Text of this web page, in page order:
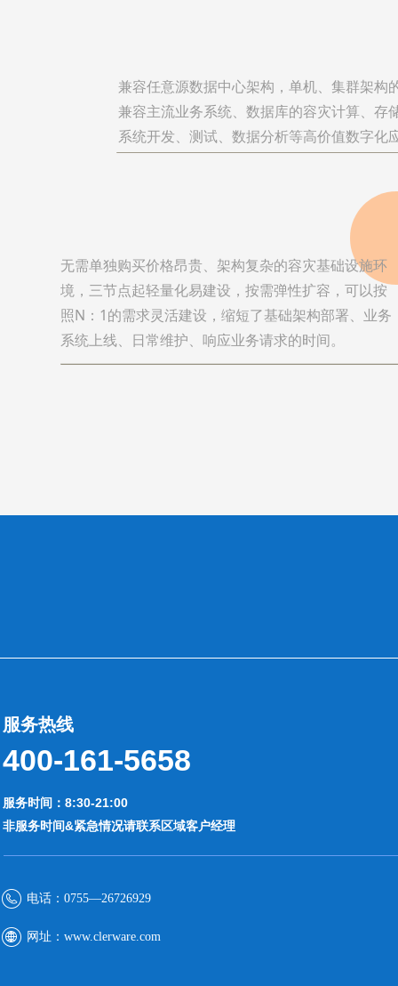
兼容任意源数据中心架构，单机、集群架构
兼容主流业务系统、数据库的容灾计算、存
系统开发、测试、数据分析等高价值数字化
无需单独购买价格昂贵、架构复杂的容灾基础设施环
境，三节点起轻量化易建设，按需弹性扩容，可以按
照N：1的需求灵活建设，缩短了基础架构部署、业务
系统上线、日常维护、响应业务请求的时间。
服务热线
400-161-5658
服务时间：8:30-21:00
非服务时间&紧急情况请联系区域客户经理
电话： 0755—26726929
网址： www.clerware.com